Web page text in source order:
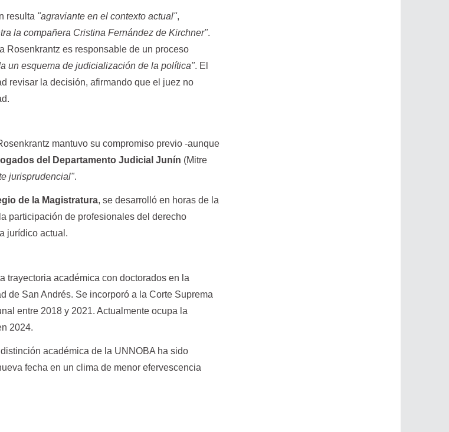
resulta "agraviante en el contexto actual",
la compañera Cristina Fernández de Kirchner".
Rosenkrantz es responsable de un proceso
un esquema de judicialización de la política". El
revisar la decisión, afirmando que el juez no
mantuvo su compromiso previo -aunque
del Departamento Judicial Junín (Mitre
jurisprudencial".
de la Magistratura, se desarrolló en horas de la
participación de profesionales del derecho
jurídico actual.
trayectoria académica con doctorados en la
de San Andrés. Se incorporó a la Corte Suprema
entre 2018 y 2021. Actualmente ocupa la
2024.
académica de la UNNOBA ha sido
fecha en un clima de menor efervescencia